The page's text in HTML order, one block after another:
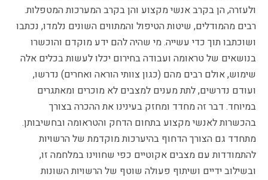
ולעזרה, הן בקרב אנשי מקצוע והן בקרב המערכות המטפלות.
רבים מהמודלים, שיטות הטיפול והמתווים השונים נלמדו, נכתבו
ושוכתבו תוך כדי עשייה. מי שהיה להם ידע מוקדם והוכשרו
בנושאים של טראומה ועבודה בחירום יכלו לעשות בכלים אלה
שימוש, אולם רבים מהם (כגון צוותי הוראה ואחרים) נדרשו,
ועודם נדרשים, לתת מענים למצבים לא מוכרים ומאתגרים
במיוחד. דבר זה מחדד ומחזק בעינינו את ההכרה בצורך
בהכשרות לאנשי מקצוע בתחום הדחק והטראומה ובחשיבותן.
מתחדד גם הצורך הדחוף בהיערכות מוקדמת של הרשויות
להתמודדות עם מצבים אקוטיים כפי שחווינו במלחמה זו,
ובשילוב ידיים ושיתוף פעולה שוטף של הרשויות השונות